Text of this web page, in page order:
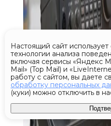
Настоящий сайт
технологии анализа
включая сервисы «Яндекс
Mail» (Top Mail) и
работу с сайтом, вы даете
обработку персональных
(куки) можно отключить в